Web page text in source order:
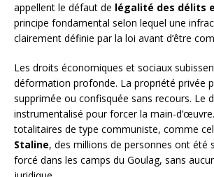
appellent le défaut de légalité des délits
principe fondamental selon lequel une
clairement définie par la loi avant d’être
Les droits économiques et sociaux
déformation profonde. La propriété privée
supprimée ou confisquée sans recours. Le
instrumentalisé pour forcer la main-
totalitaires de type communiste, comme
Staline, des millions de personnes ont été
forcé dans les camps du Goulag, sans